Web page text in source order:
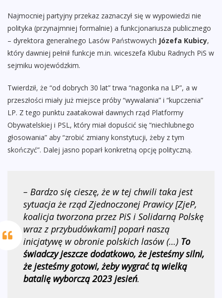
Najmocniej partyjny przekaz zaznaczył się w wypowiedzi nie
polityka (przynajmniej formalnie) a funkcjonariusza publicznego
– dyrektora generalnego Lasów Państwowych Józefa Kubicy,
który dawniej pełnił funkcje m.in. wiceszefa Klubu Radnych PiS w
sejmiku wojewódzkim.
Twierdził, że “od dobrych 30 lat” trwa “nagonka na LP”, a w
przeszłości miały już miejsce próby “wywalania” i “kupczenia”
LP. Z tego punktu zaatakował dawnych rząd Platformy
Obywatelskiej i PSL, który miał dopuścić się “niechlubnego
głosowania” aby “zrobić zmiany konstytucji, żeby z tym
skończyć”. Dalej jasno poparł konkretną opcję polityczną.
– Bardzo się cieszę, że w tej chwili taka jest
sytuacja że rząd Zjednoczonej Prawicy [ZjeP,
koalicja tworzona przez PiS i Solidarną Polskę
wraz z przybudówkami] poparł naszą
inicjatywę w obronie polskich lasów (…) To
świadczy jeszcze dodatkowo, że jesteśmy silni,
że jesteśmy gotowi, żeby wygrać tą wielką
batalię wyborczą 2023 jesień.